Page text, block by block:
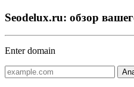
Seodelux.ru: обзор
Enter domain